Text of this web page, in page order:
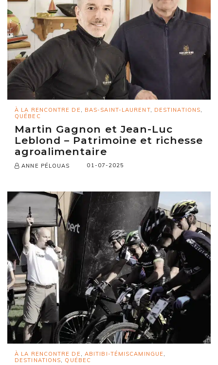
À LA RENCONTRE DE BAS-SAINT-LAURENT, DESTINATIONS
QUÉBEC
Martin Gagnon et Jean-Luc
Leblond – Patrimoine et richesse
agroalimentaire
ANNE PÉLOUAS 01-07-2025
À LA RENCONTRE DE , ABITIBI-TÉMISCAMINGUE ,
DESTINATIONS, QUÉBEC